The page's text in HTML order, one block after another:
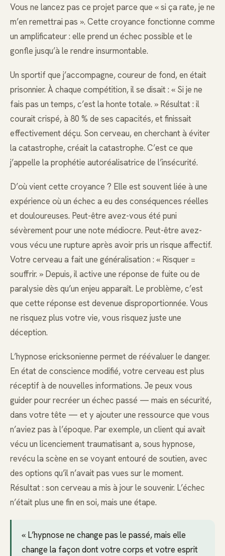
Vous ne lancez pas ce projet parce que « si ça rate, je ne
m’en remettrai pas ». Cette croyance fonctionne comme
un amplificateur : elle prend un échec possible et le
gonfle jusqu’à le rendre insurmontable.
Un sportif que j’accompagne, coureur de fond, en était
prisonnier. À chaque compétition, il se disait : « Si je ne
fais pas un temps, c’est la honte totale. » Résultat : il
courait crispé, à 80 % de ses capacités, et finissait
effectivement déçu. Son cerveau, en cherchant à éviter
la catastrophe, créait la catastrophe. C’est ce que
j’appelle la prophétie autoréalisatrice de l’insécurité.
D’où vient cette croyance ? Elle est souvent liée à une
expérience où un échec a eu des conséquences réelles
et douloureuses. Peut-être avez-vous été puni
sévèrement pour une note médiocre. Peut-être avez-
vous vécu une rupture après avoir pris un risque affectif.
Votre cerveau a fait une généralisation : « Risquer =
souffrir. » Depuis, il active une réponse de fuite ou de
paralysie dès qu’un enjeu apparaît. Le problème, c’est
que cette réponse est devenue disproportionnée. Vous
ne risquez plus votre vie, vous risquez juste une
déception.
L’hypnose ericksonienne permet de réévaluer le danger.
En état de conscience modifié, votre cerveau est plus
réceptif à de nouvelles informations. Je peux vous
guider pour recréer un échec passé — mais en sécurité,
dans votre tête — et y ajouter une ressource que vous
n’aviez pas à l’époque. Par exemple, un client qui avait
vécu un licenciement traumatisant a, sous hypnose,
revécu la scène en se voyant entouré de soutien, avec
des options qu’il n’avait pas vues sur le moment.
Résultat : son cerveau a mis à jour le souvenir. L’échec
n’était plus une fin en soi, mais une étape.
« L’hypnose ne change pas le passé, mais elle
change la façon dont votre corps et votre esprit